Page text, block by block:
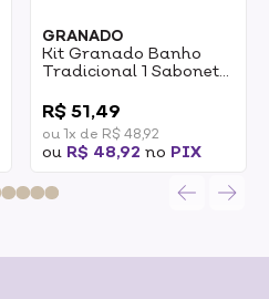
GRANADO
Kit Granado Banho
Tradicional 1 Sabonete
De Sabonete Líquido
250ml 1un
R$ 51,49
ou 1x de R$ 48,92
ou R$ 48,92 no PIX